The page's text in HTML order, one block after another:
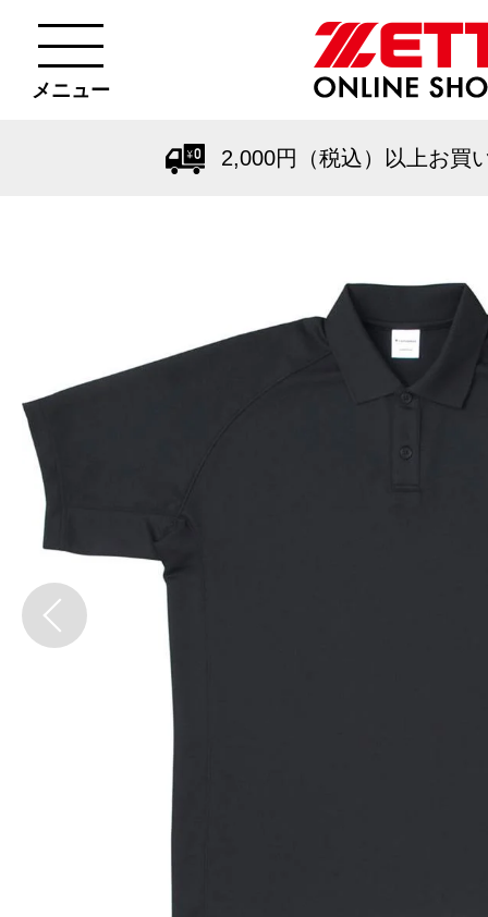
メニュー
2,000円（税込）以上お買